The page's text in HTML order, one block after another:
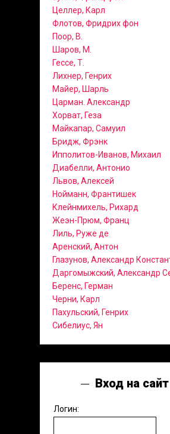
Целлер, Карл
Флотов, Фридрих фон
Поор, В.
Шаров, М.
Гессе, Т.
Лихнер, Генрих
Майер, Шарль
Царман. Александр
Хорват, Геза
Майкапар, Самуил
Бридж, Фрэнк
Ипполитов-Иванов, Михаил
Диабелли, Антонио
Львов, Алексей
Нойманн, Франтишек
Клейнмихель, Рихард
Жеэн-Прюм, Франц
Лиль, Руже де
Аренский, Антон
Глазунов, Александр
Даргомыжский, Александр
Беренс, Герман
Черни, Карл
Пахульский, Генрих
Сибелиус, Ян
Вход на сайт
Логин: